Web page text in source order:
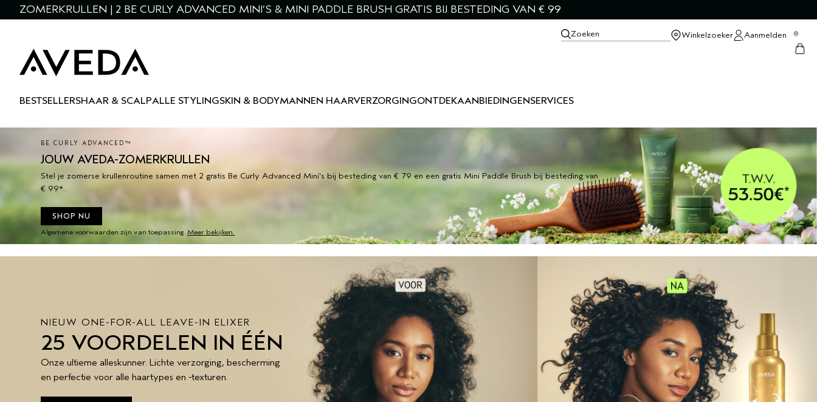
ZOMERKRULLEN | 2 BE CURLY ADVANCED MINI’S & MINI PADDLE BRUSH GRATIS BIJ BESTEDING VAN € 99
Zoeken Winkelzoeker Aanmelden 0
BESTSELLERSHAAR & SCALPALLE STYLINGSKIN & BODYMANNEN HAARVERZORGINGONTDEKAANBIEDINGENSERVICES
BE CURLY ADVANCED™
JOUW AVEDA-ZOMERKRULLEN
Stel je zomerse krullenroutine samen met 2 gratis Be Curly Advanced Mini's bij besteding van € 79 en een gratis Mini Paddle Brush bij besteding van
€ 99*.
SHOP NU
Algemene voorwaarden zijn van toepassing.Meer bekijken.
NIEUW ONE-FOR-ALL LEAVE-IN ELIXER
25 VOORDELEN IN ÉÉN
Onze ultieme alleskunner. Lichte verzorging, bescherming
en perfectie voor alle haartypes en -texturen.